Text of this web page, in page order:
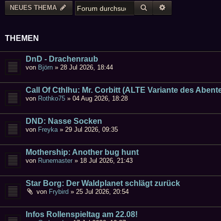
NEUES THEMA SUCHE
THEMEN
DnD - Drachenraub
von Björn » 28 Jul 2026, 18:44
Call Of Cthlhu: Mr. Corbitt (ALTE Variante des
von Rothko75 » 04 Aug 2026, 18:28
DND: Nasse Socken
von Freyka» 29 Jul 2026, 09:35
Mothership: Another bug hunt
von Runemaster » 18 Jul 2026, 21:43
Star Borg: Der Waldplanet schlägt zurück
von Frybird » 25 Jul 2026, 20:54
Infos Rollenspieltag am 22.08!